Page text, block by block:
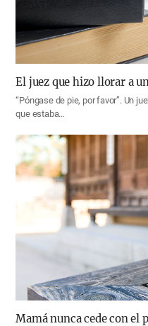
El juez que hizo llorar a
“Póngase de pie, por favor”. Un
que estaba…
Mamá nunca cede con el